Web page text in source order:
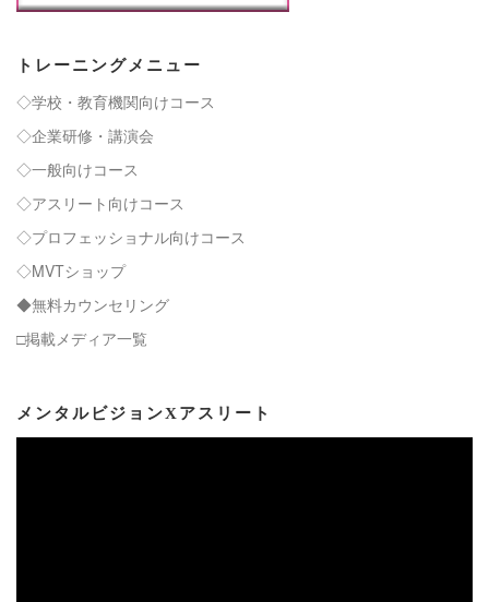
トレーニングメニュー
◇学校・教育機関向けコース
◇企業研修・講演会
◇一般向けコース
◇アスリート向けコース
◇プロフェッショナル向けコース
◇MVTショップ
◆無料カウンセリング
□掲載メディア一覧
メンタルビジョンXアスリート